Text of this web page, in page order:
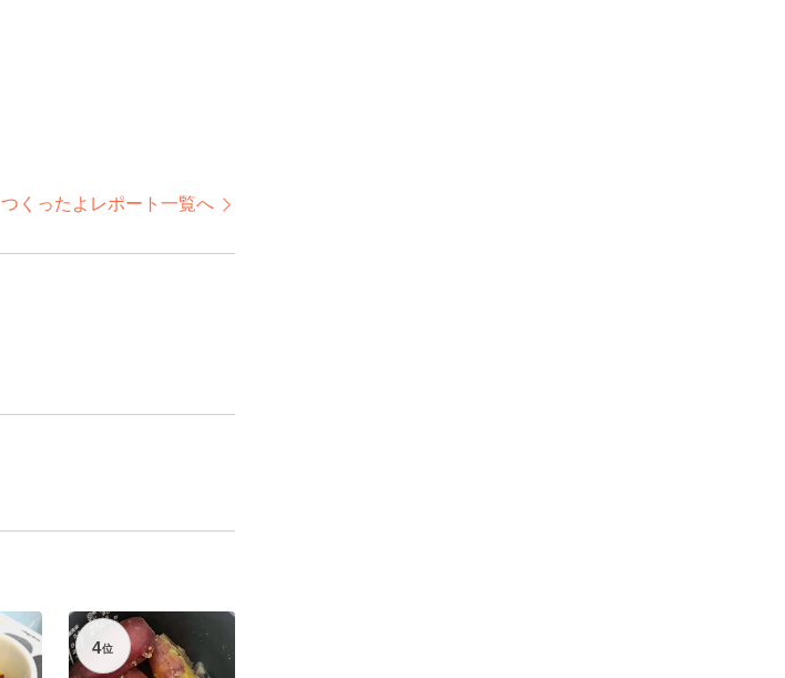
つくったよレポート一覧へ
4位